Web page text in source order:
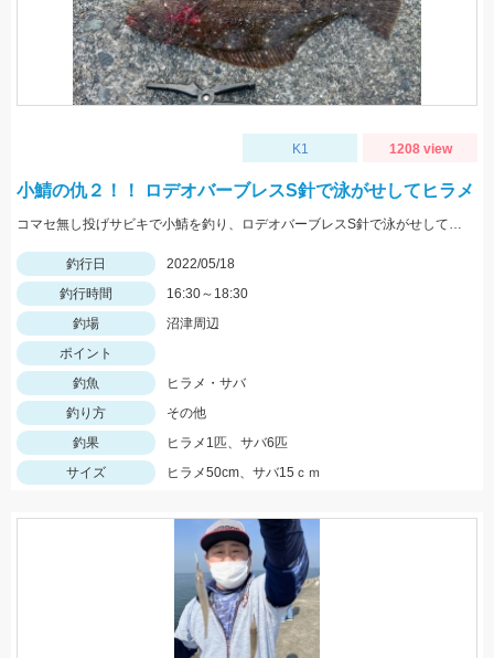
K1 1208 view
小鯖の仇２！！ ロデオバーブレスS針で泳がせしてヒラメ
コマセ無し投げサビキで小鯖を釣り、ロデオバーブレスS針で泳がせしてヒラメゲット。
釣行日
2022/05/18
釣行時間
16:30～18:30
釣場
沼津周辺
ポイント
釣魚
ヒラメ・サバ
釣り方
その他
釣果
ヒラメ1匹、サバ6匹
サイズ
ヒラメ50cm、サバ15ｃｍ